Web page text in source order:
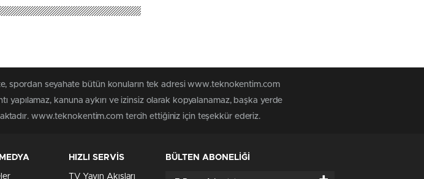
spordan seyahate bütün konuların tek adresi www.teknokentim.com
kanuna aykırı ve izinsiz olarak kopyalanamaz, başka yerde
www.teknokentim.com tercih ettiğiniz için teşekkür ederiz.
HIZLI SERVİS
TV Yayın Akışları
BÜLTEN ABONELİĞİ